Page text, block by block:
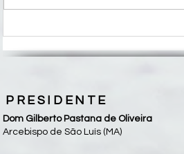
Diocese de Coroatá inicia
Jubileu pelos 50 anos de missão
PRESIDENTE
Dom Gilberto Pastana de Oliveira
Arcebispo de São Luís (MA)